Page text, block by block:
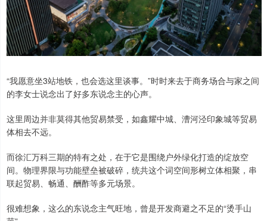
“我愿意坐3站地铁，也会选这里谈事。”时时来去于商务场合与家之间
的李女士说念出了好多东说念主的心声。
这里周边并非莫得其他贸易禁受，如鑫耀中城、漕河泾印象城等贸易
体相去不远。
而徐汇万科三期的特有之处，在于它是围绕户外绿化打造的绽放空
间。物理界限与功能壁垒被破碎，统共这个词空间形树立体相聚，串
联起贸易、畅通、酬酢等多元场景。
很难想象，这么的东说念主气旺地，曾是开发商避之不足的“烫手山